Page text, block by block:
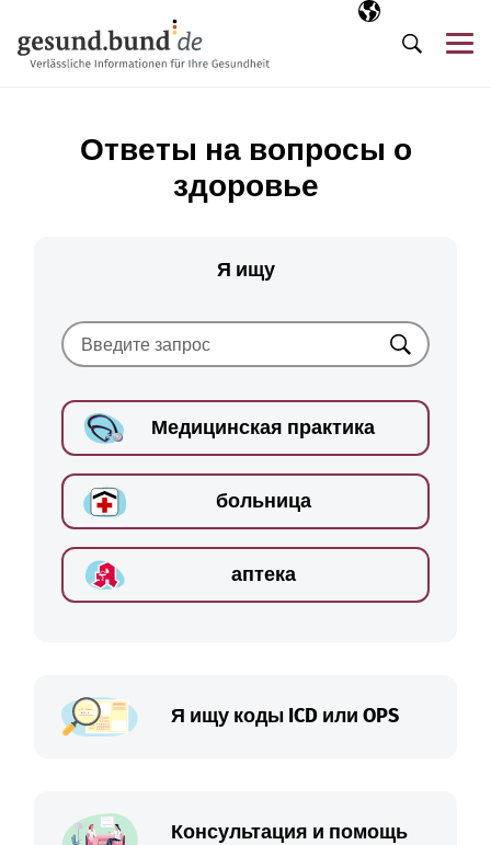
Выбранный
RU
Поиск
Ответы на вопросы о
здоровье
Я ищу
Искать
Медицинская практика
больница
аптека
Я ищу коды ICD или OPS
Консультация и помощь